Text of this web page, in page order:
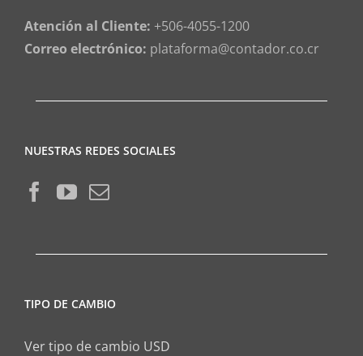
Atención al Cliente: +506-4055-1200
Correo electrónico: plataforma@contador.co.cr
NUESTRAS REDES SOCIALES
TIPO DE CAMBIO
Ver tipo de cambio USD